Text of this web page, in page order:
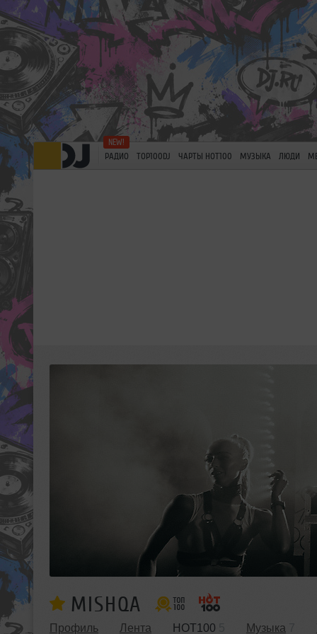
РАДИО TOP100DJ ЧАРТЫ HOT100 МУЗЫКА ЛЮДИ
MISHQA
Профиль Лента HOT100 Музыка